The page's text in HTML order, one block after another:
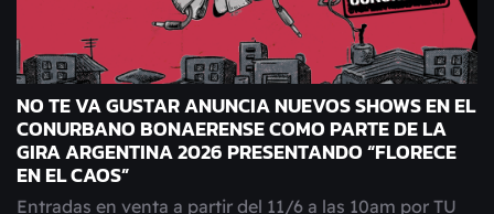
NO TE VA GUSTAR ANUNCIA NUEVOS SHOWS EN EL
CONURBANO BONAERENSE COMO PARTE DE LA
GIRA ARGENTINA 2026 PRESENTANDO “FLORECE
EN EL CAOS”
Entradas en venta a partir del 11/6 a las 10am por TU